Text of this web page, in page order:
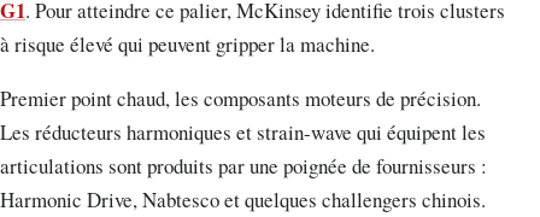
G1. Pour atteindre ce palier, McKinsey identifie trois clusters
à risque élevé qui peuvent gripper la machine.
Premier point chaud, les composants moteurs de précision.
Les réducteurs harmoniques et strain-wave qui équipent les
articulations sont produits par une poignée de fournisseurs :
Harmonic Drive, Nabtesco et quelques challengers chinois.